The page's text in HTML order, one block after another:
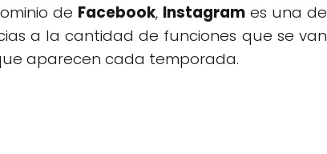
de Facebook, Instagram es una de
a la cantidad de funciones que se van
aparecen cada temporada.